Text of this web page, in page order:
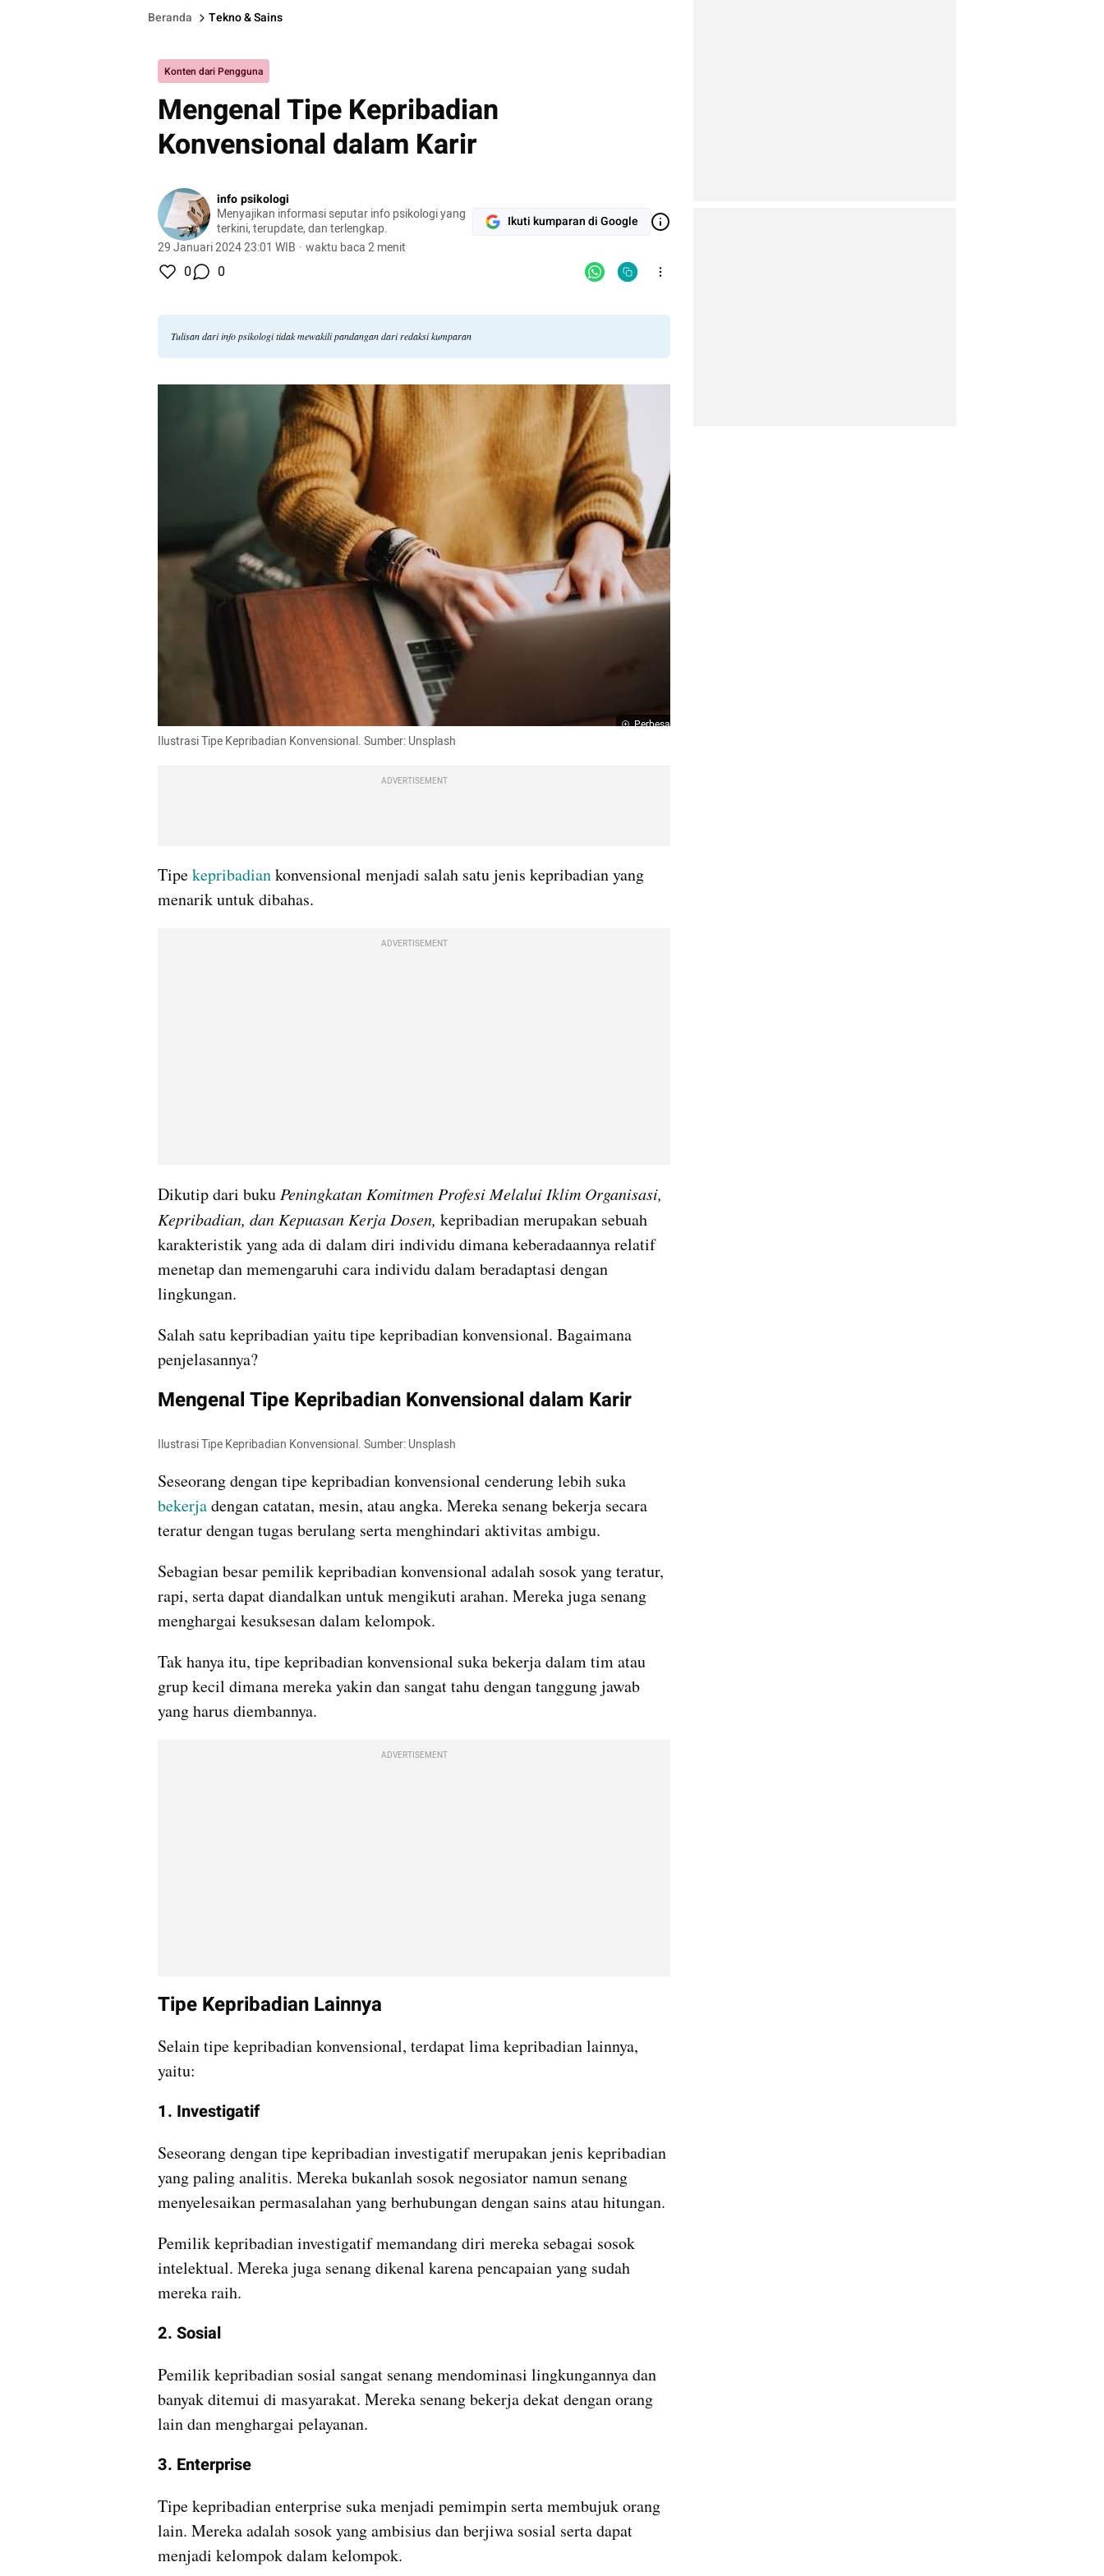
Beranda Tekno & Sains
Konten dari Pengguna
Mengenal Tipe Kepribadian
Konvensional dalam Karir
info psikologi
Menyajikan informasi seputar info psikologi yang
terkini, terupdate, dan terlengkap.
29 Januari 2024 23:01 WIB · waktu baca 2 menit
Ikuti kumparan di Google
0 0
Tulisan dari info psikologi tidak mewakili pandangan dari redaksi kumparan
Perbesar
Ilustrasi Tipe Kepribadian Konvensional. Sumber: Unsplash
ADVERTISEMENT
Tipe kepribadian konvensional menjadi salah satu jenis kepribadian yang
menarik untuk dibahas.
ADVERTISEMENT
Dikutip dari buku Peningkatan Komitmen Profesi Melalui Iklim Organisasi,
Kepribadian, dan Kepuasan Kerja Dosen, kepribadian merupakan sebuah
karakteristik yang ada di dalam diri individu dimana keberadaannya relatif
menetap dan memengaruhi cara individu dalam beradaptasi dengan
lingkungan.
Salah satu kepribadian yaitu tipe kepribadian konvensional. Bagaimana
penjelasannya?
Mengenal Tipe Kepribadian Konvensional dalam Karir
Ilustrasi Tipe Kepribadian Konvensional. Sumber: Unsplash
bekerja dengan catatan, mesin, atau angka. Mereka senang bekerja secara
teratur dengan tugas berulang serta menghindari aktivitas ambigu.
Sebagian besar pemilik kepribadian konvensional adalah sosok yang teratur,
rapi, serta dapat diandalkan untuk mengikuti arahan. Mereka juga senang
menghargai kesuksesan dalam kelompok.
Tak hanya itu, tipe kepribadian konvensional suka bekerja dalam tim atau
grup kecil dimana mereka yakin dan sangat tahu dengan tanggung jawab
yang harus diembannya.
ADVERTISEMENT
Tipe Kepribadian Lainnya
Selain tipe kepribadian konvensional, terdapat lima kepribadian lainnya,
yaitu:
1. Investigatif
Seseorang dengan tipe kepribadian investigatif merupakan jenis kepribadian
yang paling analitis. Mereka bukanlah sosok negosiator namun senang
menyelesaikan permasalahan yang berhubungan dengan sains atau hitungan.
Pemilik kepribadian investigatif memandang diri mereka sebagai sosok
intelektual. Mereka juga senang dikenal karena pencapaian yang sudah
mereka raih.
2. Sosial
Pemilik kepribadian sosial sangat senang mendominasi lingkungannya dan
banyak ditemui di masyarakat. Mereka senang bekerja dekat dengan orang
lain dan menghargai pelayanan.
3. Enterprise
Tipe kepribadian enterprise suka menjadi pemimpin serta membujuk orang
lain. Mereka adalah sosok yang ambisius dan berjiwa sosial serta dapat
menjadi kelompok dalam kelompok.